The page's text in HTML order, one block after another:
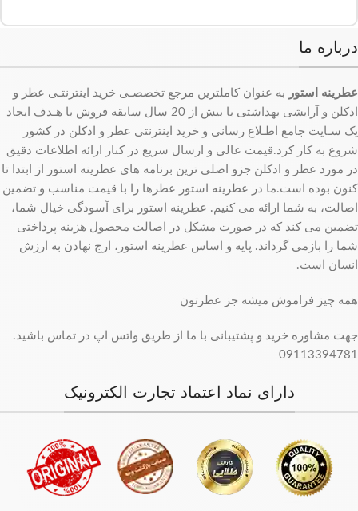
درباره ما
عطرینه استور به عنوان کاملترین مرجع تخصصـی خرید اینترنتـی عطر و
ادکلن و آرایشی بهداشتی با بیش از 20 سال سابقه فروش با هـدف ایجاد
یک سـایت جامع اطـلاع رسانی و خرید اینترنتی عطر و ادکلن در کشور
شروع به کار کرد.قیمت عالی و ارسال سریع در کنار ارائه اطلاعات دقیق
در مورد عطر و ادکلن جزو اصلی ترین برنامه های عطرینه استور از ابتدا تا
کنون بوده است.ما در عطرینه استور عطرها را با قیمت مناسب و تضمین
اصالت، به شما ارائه می کنیم. عطرینه استور برای آسودگی خیال شما،
تضمین می کند که در صورت مشکل در اصالت محصول هزینه پرداختی
شما را بازمی گرداند. پایه و اساس عطرینه استور، ارج نهادن به ارزش
انسان است.
همه چیز فراموش میشه جز عطرتون
جهت مشاوره خرید و پشتیبانی با ما از طریق واتس اپ در تماس باشید.
09113394781
دارای نماد اعتماد تجارت الکترونیک